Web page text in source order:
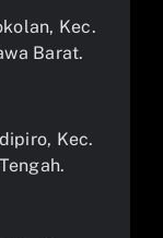
Kec.
Barat.
Kec.